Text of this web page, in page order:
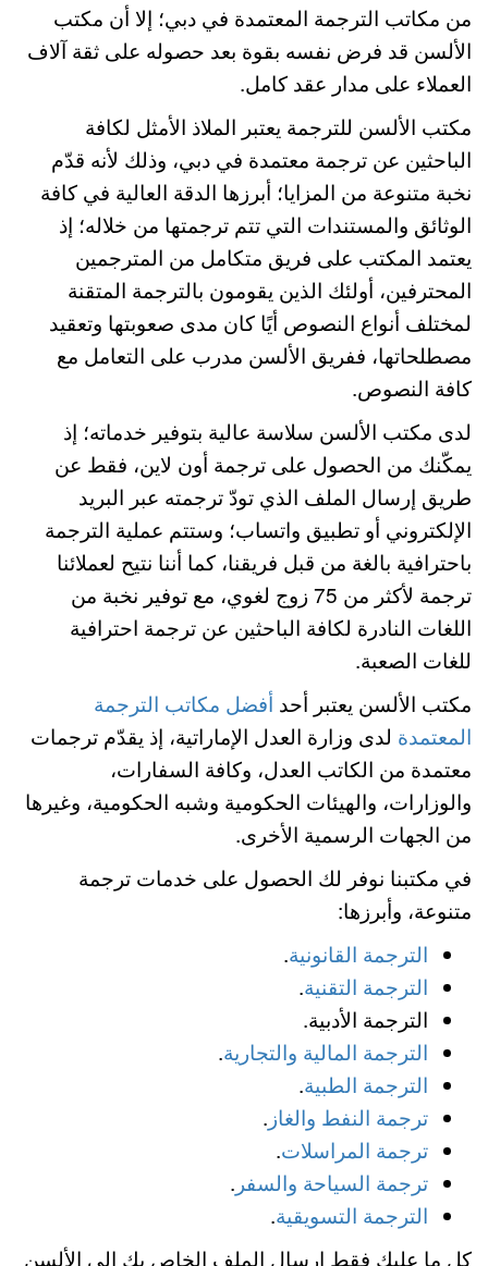
من مكاتب الترجمة المعتمدة في دبي؛ إلا أن مكتب
الألسن قد فرض نفسه بقوة بعد حصوله على ثقة آلاف
العملاء على مدار عقد كامل.
مكتب الألسن للترجمة يعتبر الملاذ الأمثل لكافة
الباحثين عن ترجمة معتمدة في دبي، وذلك لأنه قدّم
نخبة متنوعة من المزايا؛ أبرزها الدقة العالية في كافة
الوثائق والمستندات التي تتم ترجمتها من خلاله؛ إذ
يعتمد المكتب على فريق متكامل من المترجمين
المحترفين، أولئك الذين يقومون بالترجمة المتقنة
لمختلف أنواع النصوص أيًا كان مدى صعوبتها وتعقيد
مصطلحاتها، ففريق الألسن مدرب على التعامل مع
كافة النصوص.
لدى مكتب الألسن سلاسة عالية بتوفير خدماته؛ إذ
يمكّنك من الحصول على ترجمة أون لاين، فقط عن
طريق إرسال الملف الذي تودّ ترجمته عبر البريد
الإلكتروني أو تطبيق واتساب؛ وستتم عملية الترجمة
باحترافية بالغة من قبل فريقنا، كما أننا نتيح لعملائنا
ترجمة لأكثر من 75 زوج لغوي، مع توفير نخبة من
اللغات النادرة لكافة الباحثين عن ترجمة احترافية
للغات الصعبة.
مكتب الألسن يعتبر أحد أفضل مكاتب الترجمة
المعتمدة لدى وزارة العدل الإماراتية، إذ يقدّم ترجمات
معتمدة من الكاتب العدل، وكافة السفارات،
والوزارات، والهيئات الحكومية وشبه الحكومية، وغيرها
من الجهات الرسمية الأخرى.
في مكتبنا نوفر لك الحصول على خدمات ترجمة
متنوعة، وأبرزها:
الترجمة القانونية.
الترجمة التقنية.
الترجمة الأدبية.
الترجمة المالية والتجارية.
الترجمة الطبية.
ترجمة النفط والغاز .
ترجمة المراسلات.
ترجمة السياحة والسفر .
الترجمة التسويقية.
كل ما عليك فقط إرسال الملف الخاص بك إلى الألسن